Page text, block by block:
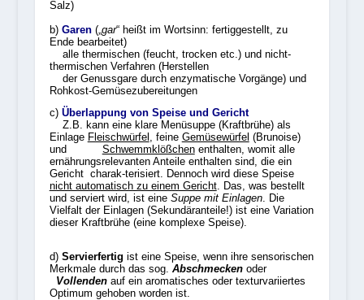
Salz)
b) Garen(„gar“ heißt im Wortsinn: fertiggestellt, zu
Ende bearbeitet)
alle thermischen (feucht, trocken etc.) und nicht-
thermischen Verfahren (Herstellen
der Genussgare durch enzymatische Vorgänge) und
Rohkost-Gemüsezubereitungen
c) Überlappung von Speise und Gericht
Z.B. kann eine klare Menüsuppe (Kraftbrühe) als
Einlage Fleischwürfel , feine Gemüsewürfel (Brunoise)
und Schwemmklößchenenthalten, womit alle
ernährungsrelevanten Anteile enthalten sind, die ein
Gericht charak-terisiert. Dennoch wird diese Speise
nicht automatisch zu einem Gericht. Das, was bestellt
und serviert wird, ist eine Suppe mit Einlagen. Die
Vielfalt der Einlagen (Sekundäranteile!) ist eine Variation
dieser Kraftbrühe (eine komplexe Speise).
d) Servierfertig ist eine Speise, wenn ihre sensorischen
Merkmale durch das sog. Abschmeckenoder
Vollenden auf ein aromatisches oder texturvariiertes
Optimum gehoben worden ist.